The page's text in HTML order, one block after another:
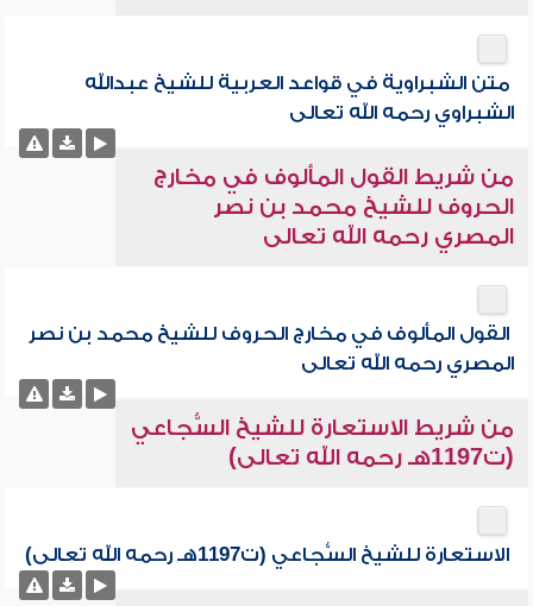
متن الشبراوية في قواعد العربية للشيخ عبدالله
الشبراوي رحمه الله تعالى
من شريط القول المألوف في مخارج
الحروف للشيخ محمد بن نصر
المصري رحمه الله تعالى
القول المألوف في مخارج الحروف للشيخ محمد بن نصر
المصري رحمه الله تعالى
من شريط الاستعارة للشيخ السُّجاعي
(ت1197هـ رحمه الله تعالى)
الاستعارة للشيخ السُّجاعي (ت1197هـ رحمه الله تعالى)